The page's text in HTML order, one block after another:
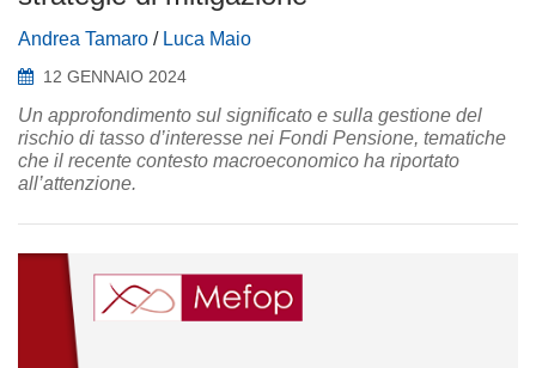
Andrea Tamaro / Luca Maio
12 GENNAIO 2024
Un approfondimento sul significato e sulla gestione del
rischio di tasso d’interesse nei Fondi Pensione, tematiche
che il recente contesto macroeconomico ha riportato
all’attenzione.